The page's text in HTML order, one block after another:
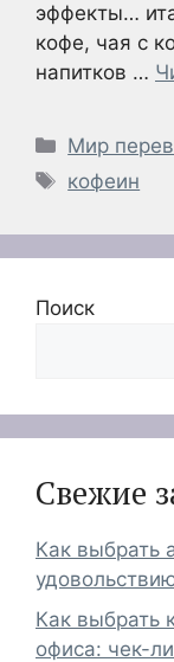
эффекты…
кофе, чая с
напитков …
Рубрики
Мир
Метки
кофеин
Поиск
Свежие
Как выбрать
Как выбрать
офиса: чек-